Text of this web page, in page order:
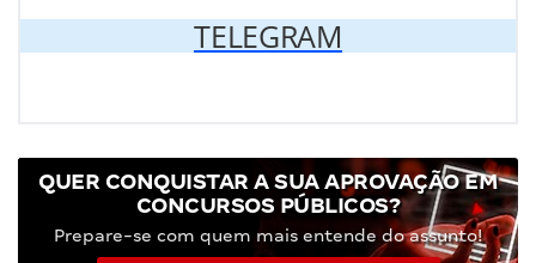
TELEGRAM
QUER CONQUISTAR A SUA APROVAÇÃO EM
CONCURSOS PÚBLICOS?
Prepare-se com quem mais entende do assunto!